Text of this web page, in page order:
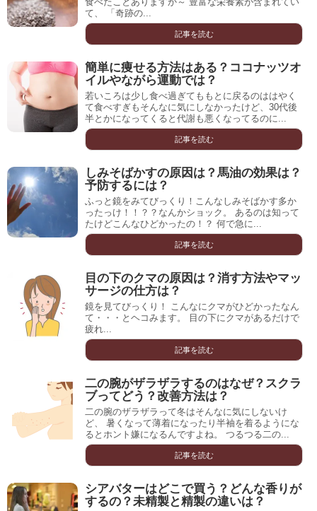
て、 「奇跡の...
記事を読む
簡単に痩せる方法はある？ココナッツオ
イルやながら運動では？
若いころは少し食べ過ぎてももとに戻るのははやく
て食べすぎもそんなに気にしなかったけど、30代後
半とかになってくると代謝も悪くなってるのに...
記事を読む
しみそばかすの原因は？馬油の効果は？
予防するには？
ふっと鏡をみてびっくり！こんなしみそばかす多か
ったっけ！！？？なんかショック。 あるのは知って
たけどこんなひどかったの！？ 何で急に...
記事を読む
目の下のクマの原因は？消す方法やマッ
サージの仕方は？
鏡を見てびっくり！ こんなにクマがひどかったなん
て・・・とヘコみます。 目の下にクマがあるだけで
疲れ...
記事を読む
二の腕がザラザラするのはなぜ？スクラ
ブってどう？改善方法は？
二の腕のザラザラって冬はそんなに気にしないけ
ど、 暑くなって薄着になったり半袖を着るようにな
るとホント嫌になるんですよね。 つるつる二の...
記事を読む
シアバターはどこで買う？どんな香りが
するの？未精製と精製の違いは？